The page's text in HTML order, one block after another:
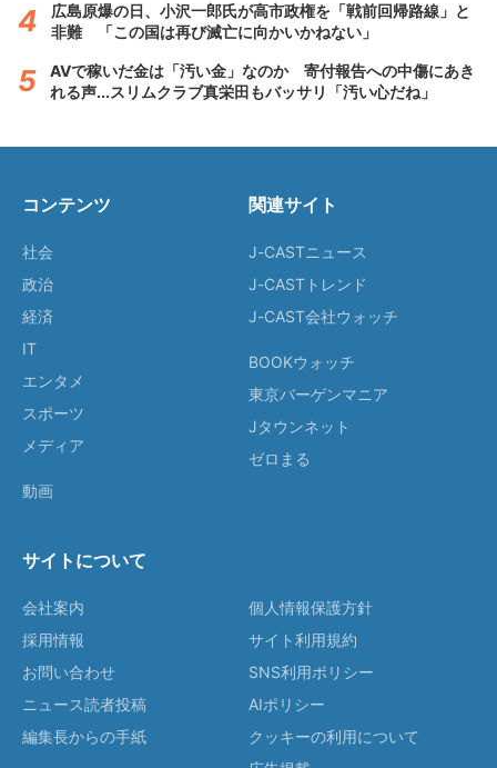
広島原爆の日、小沢一郎氏が高市政権を「戦前回帰路線」と
非難 「この国は再び滅亡に向かいかねない」
AVで稼いだ金は「汚い金」なのか 寄付報告への中傷にあき
れる声...スリムクラブ真栄田もバッサリ「汚い心だね」
コンテンツ
社会
政治
経済
IT
エンタメ
スポーツ
メディア
動画
関連サイト
J-CASTニュース
J-CASTトレンド
J-CAST会社ウォッチ
BOOKウォッチ
東京バーゲンマニア
Jタウンネット
ゼロまる
サイトについて
会社案内
採用情報
お問い合わせ
ニュース読者投稿
編集長からの手紙
個人情報保護方針
サイト利用規約
SNS利用ポリシー
AIポリシー
クッキーの利用について